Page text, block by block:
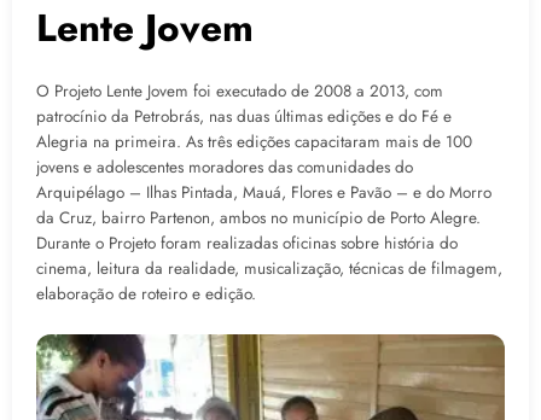
Lente Jovem
O Projeto Lente Jovem foi executado de 2008 a 2013, com
patrocínio da Petrobrás, nas duas últimas edições e do Fé e
Alegria na primeira. As três edições capacitaram mais de 100
jovens e adolescentes moradores das comunidades do
Arquipélago – Ilhas Pintada, Mauá, Flores e Pavão – e do Morro
da Cruz, bairro Partenon, ambos no município de Porto Alegre.
Durante o Projeto foram realizadas oficinas sobre história do
cinema, leitura da realidade, musicalização, técnicas de filmagem,
elaboração de roteiro e edição.